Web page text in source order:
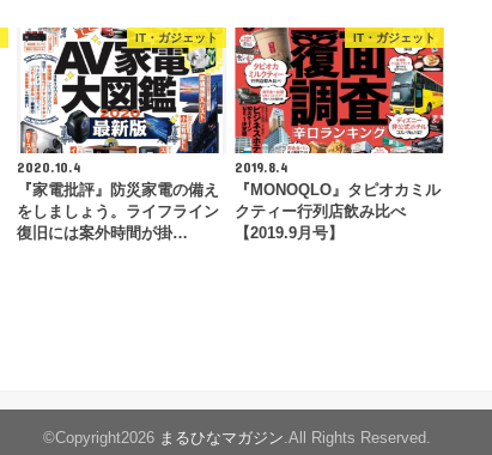
IT・ガジェット
2020.10.4
『家電批評』防災家電の備え
をしましょう。ライフライン
復旧には案外時間が掛…
IT・ガジェット
2019.8.4
『MONOQLO』タピオカミル
クティー行列店飲み比べ
【2019.9月号】
©Copyright2026 まるひなマガジン .All Rights Reserved.